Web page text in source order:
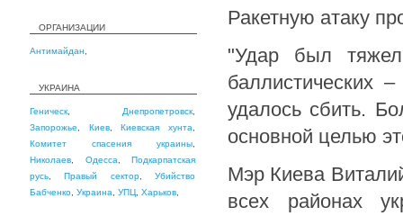
ОРГАНИЗАЦИИ
Антимайдан
УКРАИНА
Геническ Днепропетровск
Запорожье
Киев,Киевская хунта
Комитет спасения украины
Николаев
Одесса
Подкарпатская
русь ,Правый сектор,Убийство
Бабченко Украина УПЦ Харьков
Ракетную атаку
"Удар был
баллистических
удалось сбить.
основной целью
Мэр Киева
всех районах